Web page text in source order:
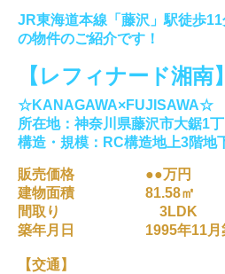
JR東海道本線「藤沢」駅徒歩11
の物件のご紹介です！
【レフィナード湘南】
☆KANAGAWA×FUJISAWA☆
所在地：神奈川県藤沢市大鋸1丁
構造・規模：RC構造地上3階地
販売価格 ●●万円
建物面積 81.58㎡
間取り 3LDK
築年月日 1995年11月
【交通】